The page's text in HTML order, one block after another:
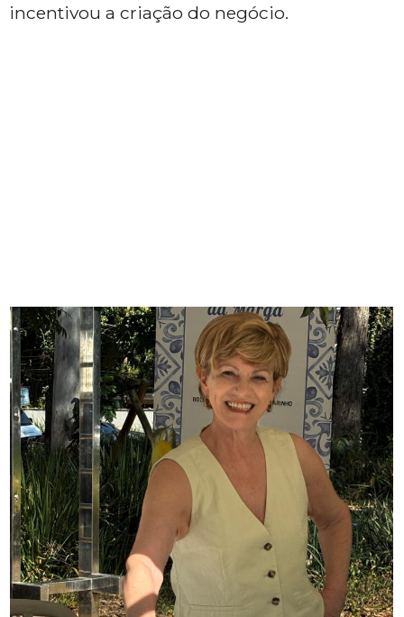
incentivou a criação do negócio.